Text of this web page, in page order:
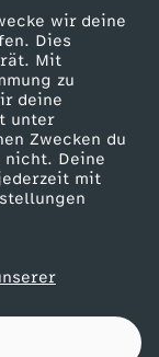
wir deine
Dies
Mit
zu
deine
unter
Zwecken du
nicht. Deine
mit